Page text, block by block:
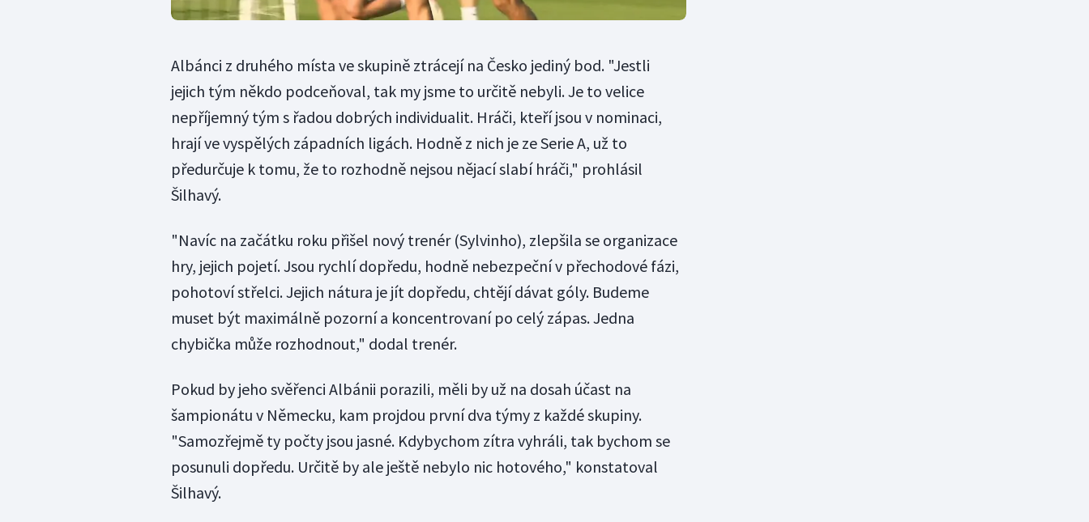
Albánci z druhého místa ve skupině ztrácejí na Česko jediný bod. "Jestli
jejich tým někdo podceňoval, tak my jsme to určitě nebyli. Je to velice
nepříjemný tým s řadou dobrých individualit. Hráči, kteří jsou v nominaci,
hrají ve vyspělých západních ligách. Hodně z nich je ze Serie A, už to
předurčuje k tomu, že to rozhodně nejsou nějací slabí hráči," prohlásil
Šilhavý.
"Navíc na začátku roku přišel nový trenér (Sylvinho), zlepšila se organizace
hry, jejich pojetí. Jsou rychlí dopředu, hodně nebezpeční v přechodové fázi,
pohotoví střelci. Jejich nátura je jít dopředu, chtějí dávat góly. Budeme
muset být maximálně pozorní a koncentrovaní po celý zápas. Jedna
chybička může rozhodnout," dodal trenér.
Pokud by jeho svěřenci Albánii porazili, měli by už na dosah účast na
šampionátu v Německu, kam projdou první dva týmy z každé skupiny.
"Samozřejmě ty počty jsou jasné. Kdybychom zítra vyhráli, tak bychom se
posunuli dopředu. Určitě by ale ještě nebylo nic hotového," konstatoval
Šilhavý.